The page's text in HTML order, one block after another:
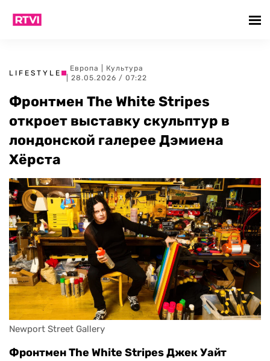
LIFESTYLE
Европа
Культура
| 28.05.2026 / 07:22
Фронтмен The White Stripes
откроет выставку скульптур в
лондонской галерее Дэмиена
Хёрста
Newport Street Gallery
Фронтмен The White Stripes Джек Уайт